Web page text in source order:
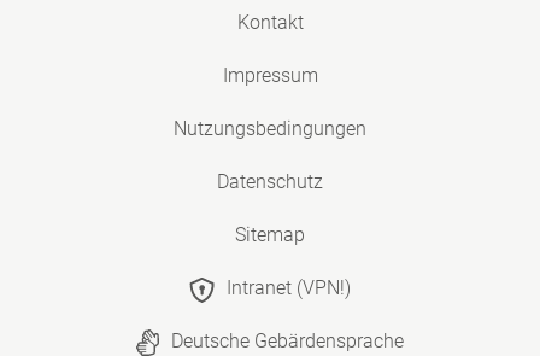
Kontakt
Impressum
Nutzungsbedingungen
Datenschutz
Sitemap
Intranet (VPN!)
Deutsche Gebärdensprache